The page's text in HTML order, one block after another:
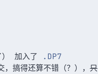
加入了
.DP7
搞得还算不错（？）， 只